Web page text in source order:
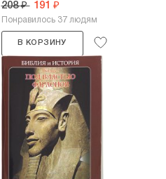
208 ₽ 191 ₽
Понравилось 37 людям
В КОРЗИНУ